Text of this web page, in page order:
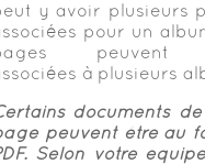
y avoir plusieurs
pour un
peuvent
à plusieurs
documents de
peuvent être au
Selon votre